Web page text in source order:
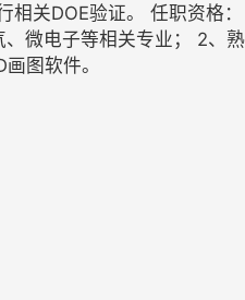
关DOE验证。 任职资格：
微电子等相关专业； 2、熟
图软件。